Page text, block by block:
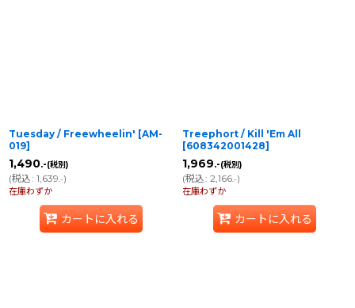
Tuesday / Freewheelin' [AM-
019]
1,490.-(税別)
(税込: 1,639.-)
在庫わずか
カートに入れる
Treephort / Kill 'Em All
[608342001428]
1,969.-(税別)
(税込: 2,166.-)
在庫わずか
カートに入れる